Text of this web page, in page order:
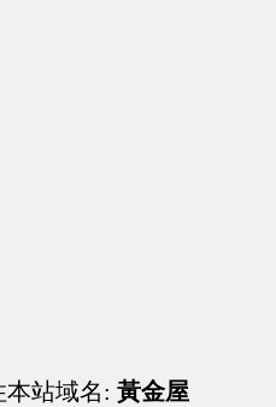
本站域名: 黃金屋